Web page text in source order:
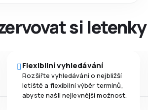
si
Flexibilní vyhledávání
Rozšiřte vyhledávání o nejbližší
letiště a flexibilní výběr termínů,
abyste našli nejlevnější možnost.